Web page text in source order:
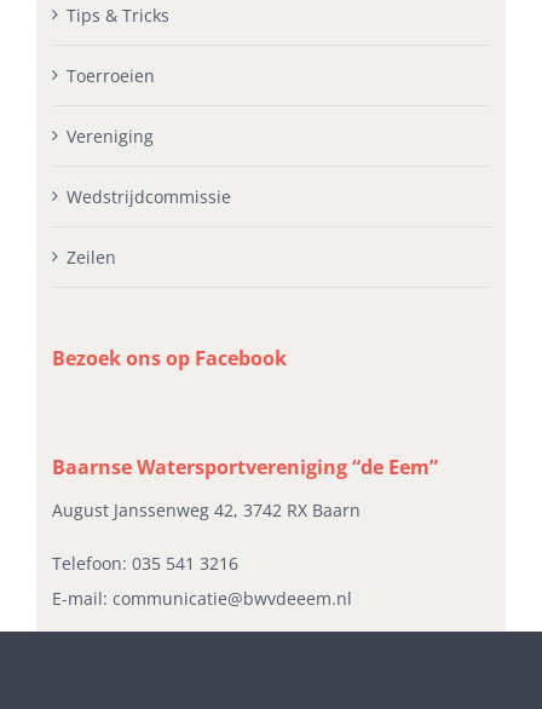
Tips & Tricks
Toerroeien
Vereniging
Wedstrijdcommissie
Zeilen
Bezoek ons op Facebook
Baarnse Watersportvereniging “de Eem”
August Janssenweg 42, 3742 RX Baarn
Telefoon:035 541 3216
E-mail:communicatie@bwvdeeem.nl